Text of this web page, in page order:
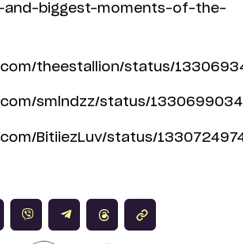
and-biggest-moments-of-the-
theestallion/status/
smlndzz/status/
BitiiezLuv/status/